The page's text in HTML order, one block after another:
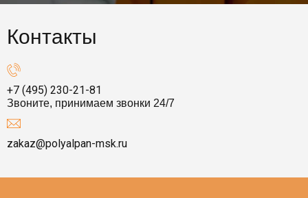
Контакты
+7 (495) 230-21-81
Звоните, принимаем звонки 24/7
zakaz@polyalpan-msk.ru